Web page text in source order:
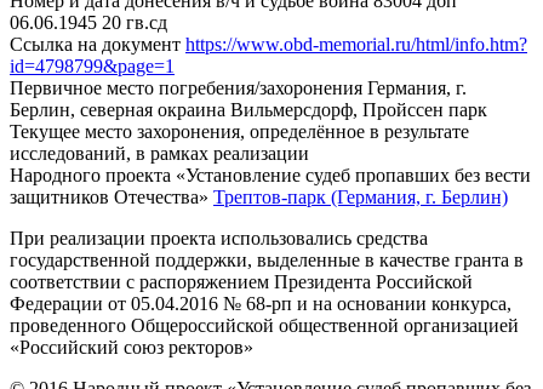
06.06.1945 20 гв.сд
Ссылка на документ https://www.obd-memorial.ru/html/info.htm?
id=4798799&page=1
Первичное место погребения/захоронения Германия, г.
Берлин, северная окраина Вильмерсдорф, Пройссен парк
Текущее место захоронения, определённое в результате
исследований, в рамках реализации
Народного проекта «Установление судеб пропавших без вести
защитников Отечества» Трептов-парк (Германия, г. Берлин)
При реализации проекта использовались средства
государственной поддержки, выделенные в качестве гранта в
соответствии с распоряжением Президента Российской
Федерации от 05.04.2016 № 68-рп и на основании конкурса,
проведенного Общероссийской общественной организацией
«Российский союз ректоров»